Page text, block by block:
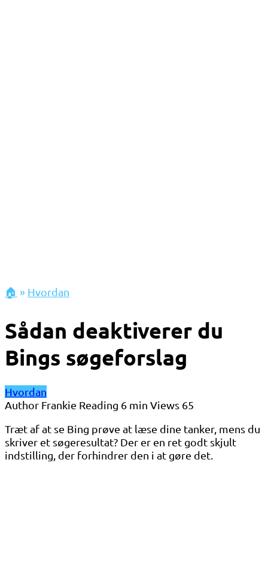
🏠 » Hvordan
Sådan deaktiverer du
Bings søgeforslag
Hvordan
Author Frankie Reading 6 min Views 65
Træt af at se Bing prøve at læse dine tanker, mens du
skriver et søgeresultat? Der er en ret godt skjult
indstilling, der forhindrer den i at gøre det.